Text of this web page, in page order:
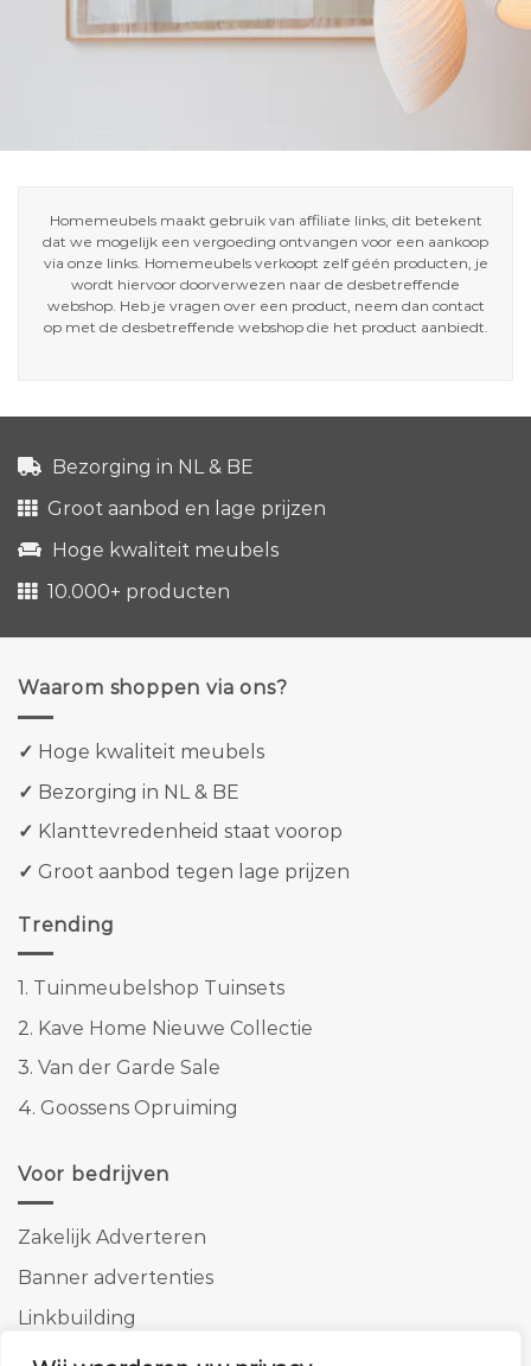
Homemeubels maakt gebruik van affiliate links, dit betekent
dat we mogelijk een vergoeding ontvangen voor een aankoop
via onze links. Homemeubels verkoopt zelf géén producten, je
wordt hiervoor doorverwezen naar de desbetreffende
webshop. Heb je vragen over een product, neem dan contact
op met de desbetreffende webshop die het product aanbiedt.
Bezorging in NL & BE
Groot aanbod en lage prijzen
Hoge kwaliteit meubels
10.000+ producten
Waarom shoppen via ons?
✓ Hoge kwaliteit meubels
✓ Bezorging in NL & BE
✓ Klanttevredenheid staat voorop
✓ Groot aanbod tegen lage prijzen
Trending
1. Tuinmeubelshop Tuinsets
2. Kave Home Nieuwe Collectie
3. Van der Garde Sale
4. Goossens Opruiming
Voor bedrijven
Zakelijk Adverteren
Banner advertenties
Linkbuilding
SEO copywriting